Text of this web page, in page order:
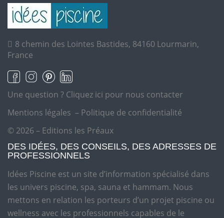
8 chemin des Lointes Bastides, 84160 Lourmarin,
France
Une question ? Cliquez ici pour nous contacter
Mentions légales – Politique de confidentialité
© 2026 – Editions les Préaux
DES IDÉES, DES CONSEILS, DES ADRESSES DE
PROFESSIONNELS
Idées Piscine est un site d’information spécialisé dans
les univers piscine, spa, sauna et hammam. Nous
mettons en relation les porteurs d’un projet piscine ou
wellness avec les professionnels capables de le